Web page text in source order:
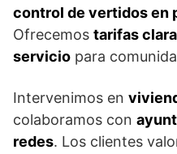
control de vertidos en
Ofrecemos tarifas
servicio para
Intervenimos en
colaboramos con
redes. Los clientes